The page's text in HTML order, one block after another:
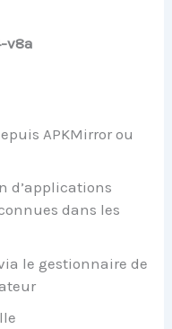
v8a
APKMirror ou
d’applications
dans les
le gestionnaire de